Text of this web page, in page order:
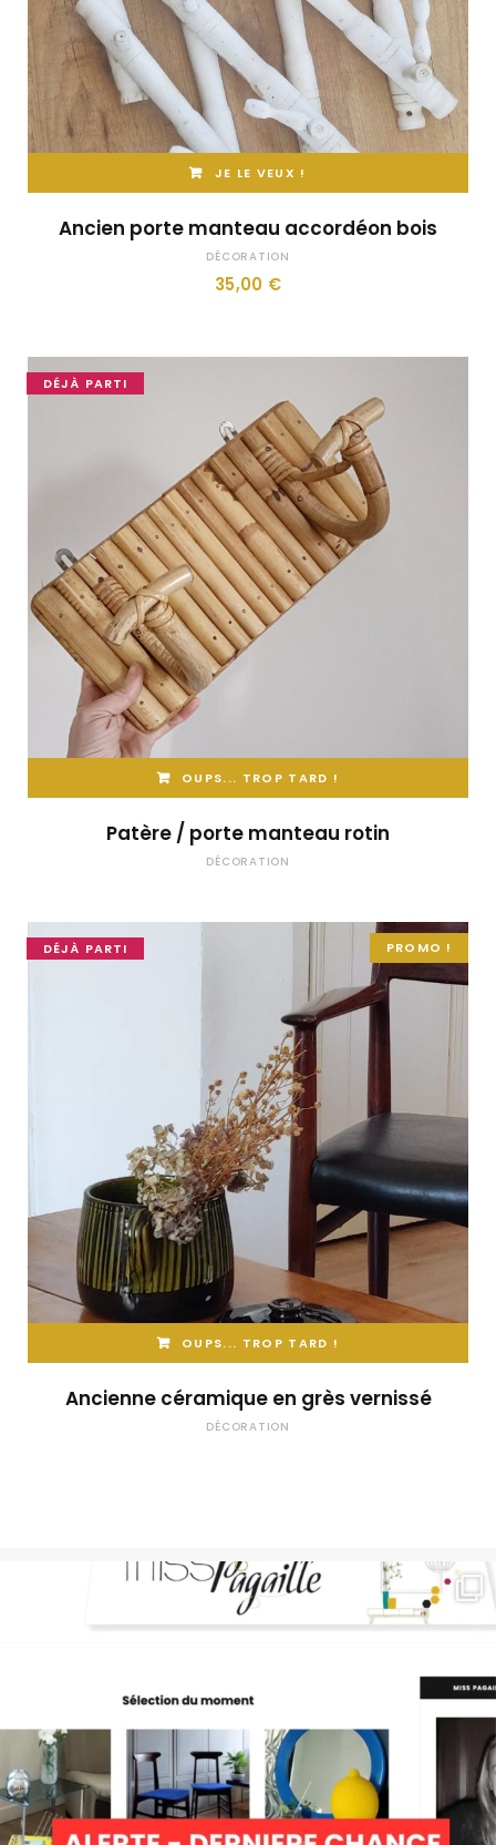
JE LE VEUX !
Ancien porte manteau accordéon bois
DÉCORATION
35,00 €
DÉJÀ PARTI
OUPS... TROP TARD !
Patère / porte manteau rotin
DÉCORATION
PROMO !
DÉJÀ PARTI
OUPS... TROP TARD !
Ancienne céramique en grès vernissé
DÉCORATION